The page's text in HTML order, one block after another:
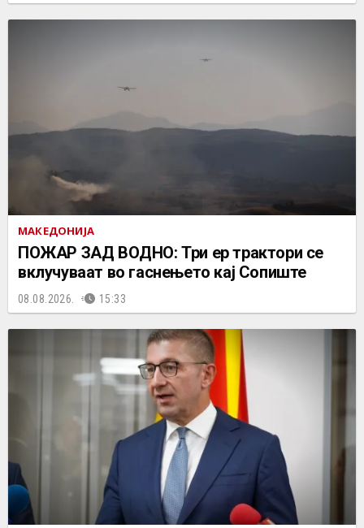
МАКЕДОНИЈА
ПОЖАР ЗАД ВОДНО: Три ер трактори се
вклучуваат во гаснењето кај Сопиште
08.08.2026. 15:33